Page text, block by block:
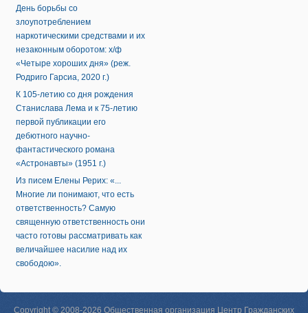
День борьбы со
злоупотреблением
наркотическими средствами и их
незаконным оборотом: х/ф
«Четыре хороших дня» (реж.
Родриго Гарсиа, 2020 г.)
К 105-летию со дня рождения
Станислава Лема и к 75-летию
первой публикации его
дебютного научно-
фантастического романа
«Астронавты» (1951 г.)
Из писем Елены Рерих: «...
Многие ли понимают, что есть
ответственность? Самую
священную ответственность они
часто готовы рассматривать как
величайшее насилие над их
свободою».
Copyright © 2008-2026 Общественная организация Центр Гражданских